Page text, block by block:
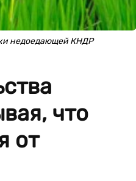
недоедающей КНДР
что
от